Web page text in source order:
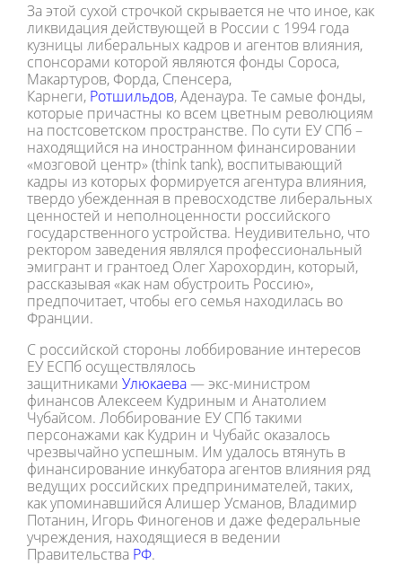
За этой сухой строчкой скрывается не что иное, как
ликвидация действующей в России с 1994 года
кузницы либеральных кадров и агентов влияния,
спонсорами которой являются фонды Сороса,
Макартуров, Форда, Спенсера,
Карнеги, Ротшильдов, Аденаура. Те самые фонды,
которые причастны ко всем цветным революциям
на постсоветском пространстве. По сути ЕУ СПб –
находящийся на иностранном финансировании
«мозговой центр» (think tank), воспитывающий
кадры из которых формируется агентура влияния,
твердо убежденная в превосходстве либеральных
ценностей и неполноценности российского
государственного устройства. Неудивительно, что
ректором заведения являлся профессиональный
эмигрант и грантоед Олег Харохордин, который,
рассказывая «как нам обустроить Россию»,
предпочитает, чтобы его семья находилась во
Франции.
С российской стороны лоббирование интересов
ЕУ ЕСПб осуществлялось
защитниками Улюкаева— экс-министром
финансов Алексеем Кудриным и Анатолием
Чубайсом. Лоббирование ЕУ СПб такими
персонажами как Кудрин и Чубайс оказалось
чрезвычайно успешным. Им удалось втянуть в
финансирование инкубатора агентов влияния ряд
ведущих российских предпринимателей, таких,
как упоминавшийся Алишер Усманов, Владимир
Потанин, Игорь Финогенов и даже федеральные
учреждения, находящиеся в ведении
Правительства РФ.